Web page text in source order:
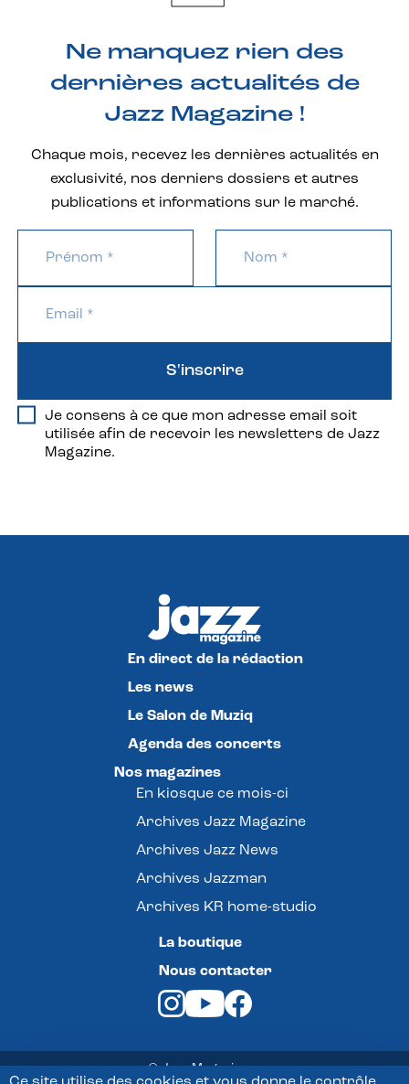
Ne manquez rien des
dernières actualités de
Jazz Magazine !
Chaque mois, recevez les dernières actualités en
exclusivité, nos derniers dossiers et autres
publications et informations sur le marché.
Je consens à ce que mon adresse email soit
utilisée afin de recevoir les newsletters de Jazz
Magazine.
S'inscrire
En direct de la rédaction
Les news
Le Salon de Muziq
Agenda des concerts
Nos magazines
En kiosque ce mois-ci
Archives Jazz Magazine
Archives Jazz News
Archives Jazzman
Archives KR home-studio
La boutique
Nous contacter
© Jazz Magazine -